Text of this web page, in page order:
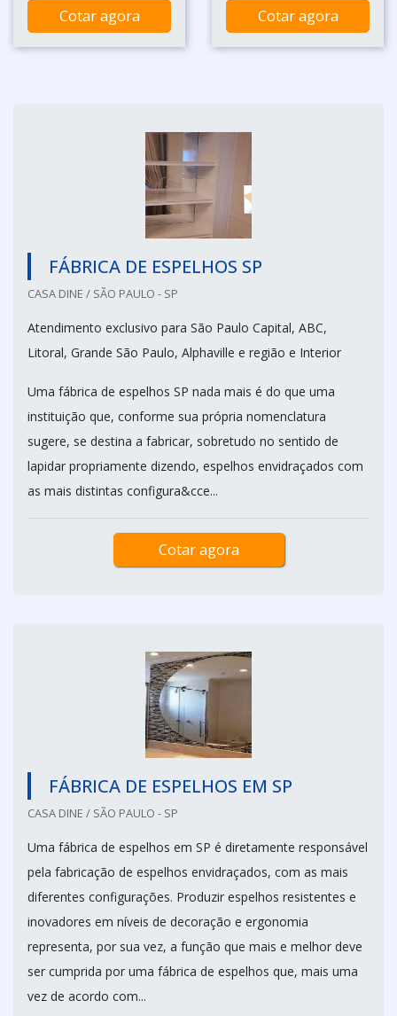
Cotar agora Cotar agora
FÁBRICA DE ESPELHOS SP
CASA DINE / SÃO PAULO - SP
Atendimento exclusivo para São Paulo Capital, ABC,
Litoral, Grande São Paulo, Alphaville e região e Interior
Uma fábrica de espelhos SP nada mais é do que uma
instituição que, conforme sua própria nomenclatura
sugere, se destina a fabricar, sobretudo no sentido de
lapidar propriamente dizendo, espelhos envidraçados com
as mais distintas configura&cce...
Cotar agora
FÁBRICA DE ESPELHOS EM SP
CASA DINE / SÃO PAULO - SP
Uma fábrica de espelhos em SP é diretamente responsável
pela fabricação de espelhos envidraçados, com as mais
diferentes configurações. Produzir espelhos resistentes e
inovadores em níveis de decoração e ergonomia
representa, por sua vez, a função que mais e melhor deve
ser cumprida por uma fábrica de espelhos que, mais uma
vez de acordo com...